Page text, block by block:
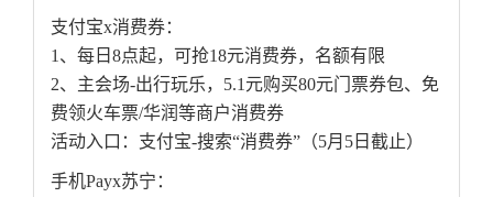
支付宝x消费券：
1、每日8点起，可抢18元消费券，名额有限
2、主会场-出行玩乐，5.1元购买80元门票券包、免
费领火车票/华润等商户消费券
活动入口：支付宝-搜索“消费券”（5月5日截止）
手机Payx苏宁：